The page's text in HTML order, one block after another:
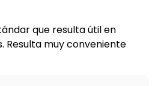
que resulta útil en
Resulta muy conveniente